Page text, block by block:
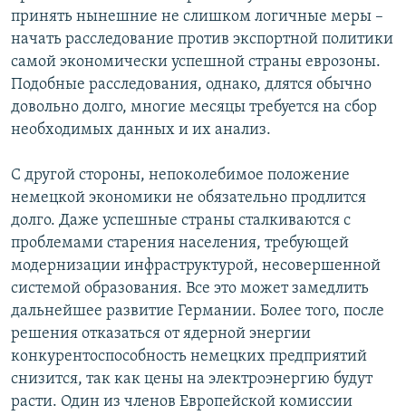
принять нынешние не слишком логичные меры –
начать расследование против экспортной политики
самой экономически успешной страны еврозоны.
Подобные расследования, однако, длятся обычно
довольно долго, многие месяцы требуется на сбор
необходимых данных и их анализ.
С другой стороны, непоколебимое положение
немецкой экономики не обязательно продлится
долго. Даже успешные страны сталкиваются с
проблемами старения населения, требующей
модернизации инфраструктурой, несовершенной
системой образования. Все это может замедлить
дальнейшее развитие Германии. Более того, после
решения отказаться от ядерной энергии
конкурентоспособность немецких предприятий
снизится, так как цены на электроэнергию будут
расти. Один из членов Европейской комиссии